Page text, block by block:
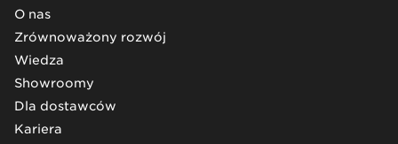
O nas
Zrównoważony rozwój
Wiedza
Showroomy
Dla dostawców
Kariera